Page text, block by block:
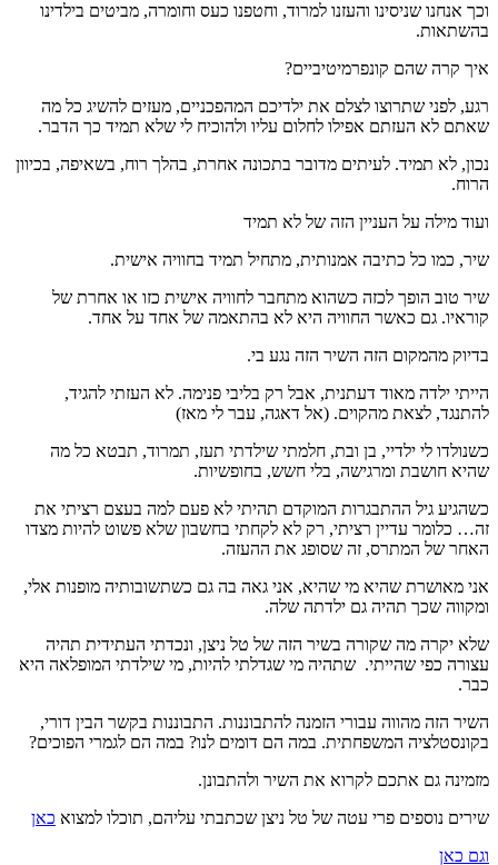
וכך אנחנו שניסינו והעזנו למרוד, וחטפנו כעס וחומרה, מביטים בילדינו
בהשתאות.
איך קרה שהם קונפרמיטיביים?
רגע, לפני שתרוצו לצלם את ילדיכם המהפכניים, מעזים להשיג כל מה
שאתם לא העזתם אפילו לחלום עליו ולהוכיח לי שלא תמיד כך הדבר.
נכון, לא תמיד. לעיתים מדובר בתכונה אחרת, בהלך רוח, בשאיפה, בכיוון
הרוח.
ועוד מילה על העניין הזה של לא תמיד
שיר, כמו כל כתיבה אמנותית, מתחיל תמיד בחוויה אישית.
שיר טוב הופך לכזה כשהוא מתחבר לחוויה אישית כזו או אחרת של
קוראיו. גם כאשר החוויה היא לא בהתאמה של אחד על אחד.
בדיוק מהמקום הזה השיר הזה נגע בי.
הייתי ילדה מאוד דעתנית, אבל רק בליבי פנימה. לא העזתי להגיד,
להתנגד, לצאת מהקוים. (אל דאגה, עבר לי מאז)
כשנולדו לי ילדיי, בן ובת, חלמתי שילדתי תעז, תמרוד, תבטא כל מה
שהיא חושבת ומרגישה, בלי חשש, בחופשיות.
כשהגיע גיל ההתבגרות המוקדם תהיתי לא פעם למה בעצם רציתי את
זה… כלומר עדיין רציתי, רק לא לקחתי בחשבון שלא פשוט להיות מצדו
האחר של המתרס, זה שסופג את ההעזה.
אני מאושרת שהיא מי שהיא, אני גאה בה גם כשתשובותיה מופנות אלי,
ומקווה שכך תהיה גם ילדתה שלה.
שלא יקרה מה שקורה בשיר הזה של טל ניצן, ונכדתי העתידית תהיה
עצורה כפי שהייתי. שתהיה מי שגדלתי להיות, מי שילדתי המופלאה היא
כבר.
השיר הזה מהווה עבורי הזמנה להתבוננות. התבוננות בקשר הבין דורי,
בקונסטלציה המשפחתית. במה הם דומים לנו? במה הם לגמרי הפוכים?
מזמינה גם אתכם לקרוא את השיר ולהתבונן.
שירים נוספים פרי עטה של טל ניצן שכתבתי עליהם, תוכלו למצוא כאן
וגם כאן